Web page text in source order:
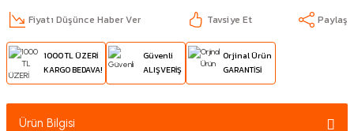
Fiyatı Düşünce Haber Ver Tavsiye Et Paylaş
1000 TL ÜZERİ
KARGO BEDAVA!
Güvenli
ALIŞVERİŞ
Orjinal Ürün
GARANTİSİ
Ürün Bilgisi